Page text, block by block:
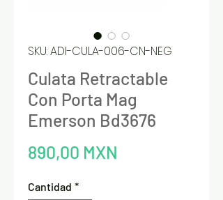
SKU: ADI-CULA-006-CN-NEG
Culata Retractable
Con Porta Mag
Emerson Bd3676
890,00 MXN
Cantidad *